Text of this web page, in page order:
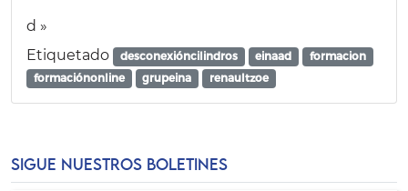
d »
Etiquetado
desconexióncilindros einaad
formacion
formaciónonline
grupeina renaultzoe
SIGUE NUESTROS BOLETINES